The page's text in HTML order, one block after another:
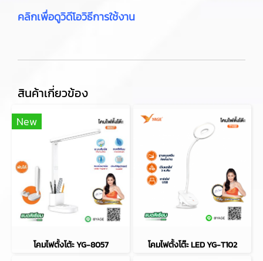
คลิกเพื่อดูวิดีโอวิธีการใช้งาน
สินค้าเกี่ยวข้อง
New
โคมไฟตั้งโต้ะ YG-8057 โคมไฟตั้งโต๊ะ LED YG-T102